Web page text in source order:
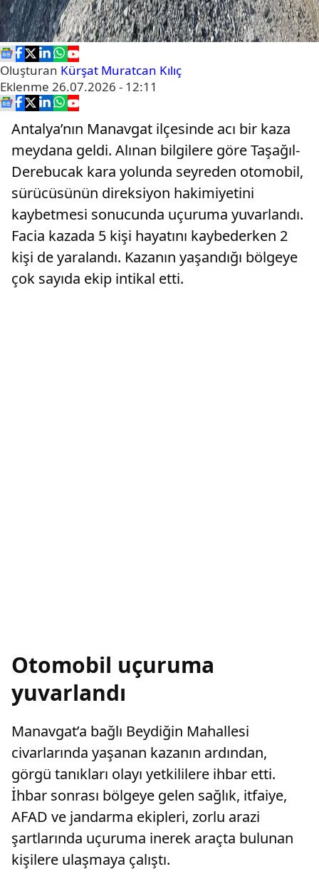
Oluşturan Kürşat Muratcan Kılıç
Eklenme 26.07.2026 - 12:11
Antalya’nın Manavgat ilçesinde acı bir kaza
meydana geldi. Alınan bilgilere göre Taşağıl-
Derebucak kara yolunda seyreden otomobil,
sürücüsünün direksiyon hakimiyetini
kaybetmesi sonucunda uçuruma yuvarlandı.
Facia kazada 5 kişi hayatını kaybederken 2
kişi de yaralandı. Kazanın yaşandığı bölgeye
çok sayıda ekip intikal etti.
Otomobil uçuruma
yuvarlandı
Manavgat’a bağlı Beydiğin Mahallesi
civarlarında yaşanan kazanın ardından,
görgü tanıkları olayı yetkililere ihbar etti.
İhbar sonrası bölgeye gelen sağlık, itfaiye,
AFAD ve jandarma ekipleri, zorlu arazi
şartlarında uçuruma inerek araçta bulunan
kişilere ulaşmaya çalıştı.